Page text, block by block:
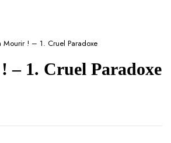
Mourir ! – 1. Cruel Paradoxe
– 1. Cruel Paradoxe